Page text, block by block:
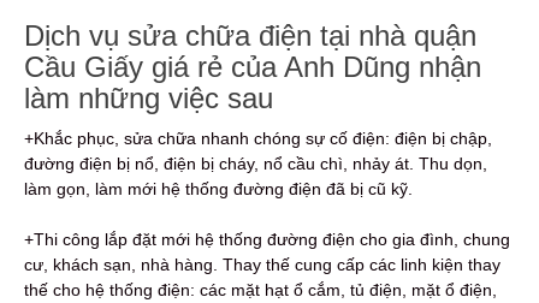
Dịch vụ sửa chữa điện tại nhà quận
Cầu Giấy giá rẻ của Anh Dũng nhận
làm những việc sau
+Khắc phục, sửa chữa nhanh chóng sự cố điện: điện bị chập,
đường điện bị nổ, điện bị cháy, nổ cầu chì, nhảy át. Thu dọn,
làm gọn, làm mới hệ thống đường điện đã bị cũ kỹ.
+Thi công lắp đặt mới hệ thống đường điện cho gia đình, chung
cư, khách sạn, nhà hàng. Thay thế cung cấp các linh kiện thay
thế cho hệ thống điện: các mặt hạt ổ cắm, tủ điện, mặt ổ điện,